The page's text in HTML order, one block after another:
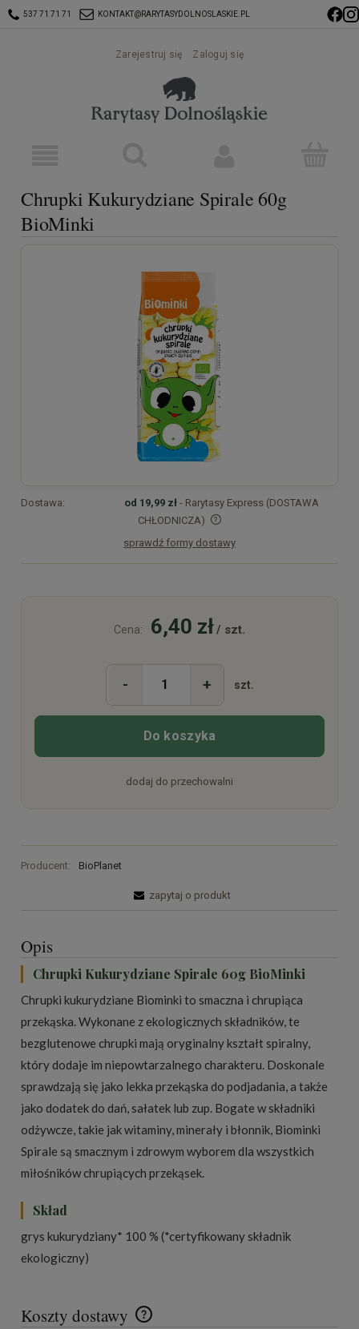
537 71 71 71 KONTAKT@RARYTASYDOLNOSLASKIE.PL
Zarejestruj się Zaloguj się
Chrupki Kukurydziane Spirale 60g
BioMinki
Dostawa: od 19,99 zł - Rarytasy Express (DOSTAWA
CHŁODNICZA)
Cena nie zawiera ewentualnych kosztów płatności
sprawdź formy dostawy
Cena: 6,40 zł/ szt.
- + szt.
Do koszyka
dodaj do przechowalni
Producent: BioPlanet
zapytaj o produkt
Opis
Chrupki Kukurydziane Spirale 60g BioMinki
Chrupki kukurydziane Biominki to smaczna i chrupiąca
przekąska. Wykonane z ekologicznych składników, te
bezglutenowe chrupki mają oryginalny kształt spiralny,
który dodaje im niepowtarzalnego charakteru. Doskonale
sprawdzają się jako lekka przekąska do podjadania, a także
jako dodatek do dań, sałatek lub zup. Bogate w składniki
odżywcze, takie jak witaminy, minerały i błonnik, Biominki
Spirale są smacznym i zdrowym wyborem dla wszystkich
miłośników chrupiących przekąsek.
Skład
grys kukurydziany* 100 % (*certyfikowany składnik
ekologiczny)
Koszty dostawy